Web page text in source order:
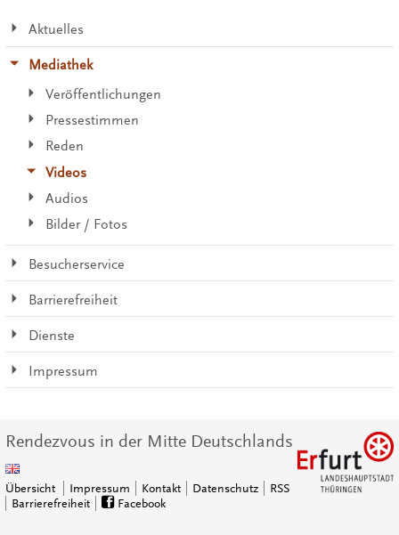
Aktuelles
Mediathek
Veröffentlichungen
Pressestimmen
Reden
Videos
Audios
Bilder / Fotos
Besucherservice
Barrierefreiheit
Dienste
Impressum
Rendezvous in der Mitte Deutschlands
Übersicht Impressum Kontakt Datenschutz
RSS
Barrierefreiheit
Facebook